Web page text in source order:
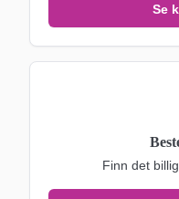
Se
Finn det